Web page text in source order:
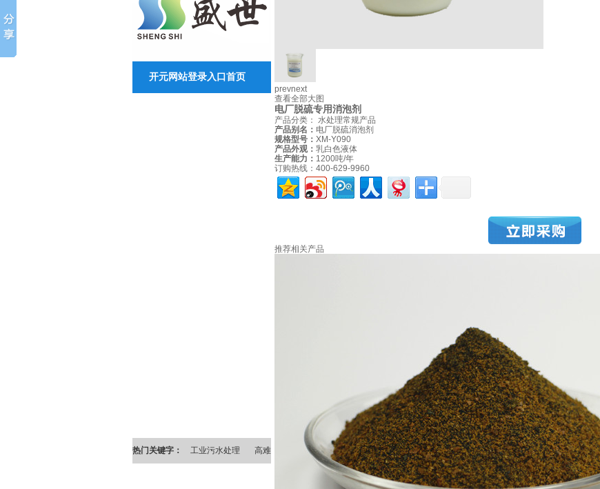
开元网站登录入口首页 水处理工程
开元网站登录入口资讯
热门关键字： 工业污水处理 高难度污水处理 水处理药剂 环保水处理 水处理工程
prevnext
查看全部大图
电厂脱硫专用消泡剂
产品分类： 水处理常规产品
产品别名： 电厂脱硫消泡剂
规格型号： XM-Y090
产品外观： 乳白色液体
生产能力： 1200吨/年
订购热线： 400-629-9960
推荐相关产品